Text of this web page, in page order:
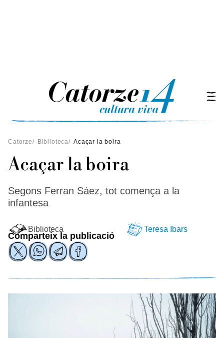
Catorze/ Biblioteca/ Acaçar la boira
Acaçar la boira
Segons Ferran Sáez, tot comença a la
infantesa
Biblioteca Teresa Ibars
Comparteix la publicació